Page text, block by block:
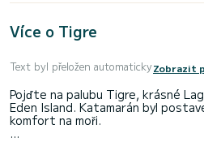
Více o Tigre
Text byl přeložen automatickyZobrazit
Pojďte na palubu Tigre, krásné
Eden Island. Katamarán byl
komfort na moři.